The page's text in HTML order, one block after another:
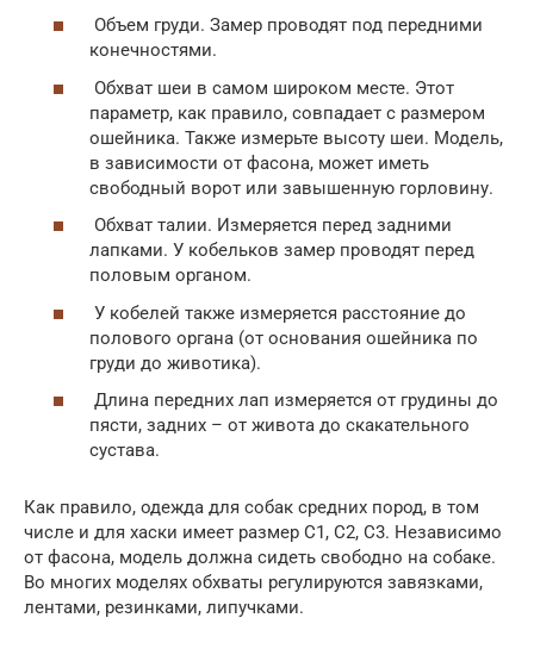
Объем груди. Замер проводят под передними
конечностями.
Обхват шеи в самом широком месте. Этот
параметр, как правило, совпадает с размером
ошейника. Также измерьте высоту шеи. Модель,
в зависимости от фасона, может иметь
свободный ворот или завышенную горловину.
Обхват талии. Измеряется перед задними
лапками. У кобельков замер проводят перед
половым органом.
У кобелей также измеряется расстояние до
полового органа (от основания ошейника по
груди до животика).
Длина передних лап измеряется от грудины до
пясти, задних – от живота до скакательного
сустава.
Как правило, одежда для собак средних пород, в том
числе и для хаски имеет размер С1, С2, С3. Независимо
от фасона, модель должна сидеть свободно на собаке.
Во многих моделях обхваты регулируются завязками,
лентами, резинками, липучками.